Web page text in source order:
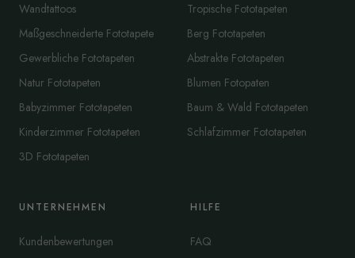
Wandtattoos
Maßgeschneiderte Fototapete
Gewerbliche Fototapeten
Natur Fototapeten
Babyzimmer Fototapeten
Kinderzimmer Fototapeten
3D Fototapeten
Tropische Fototapeten
Berg Fototapeten
Abstrakte Fototapeten
Blumen Fotopaten
Baum & Wald Fototapeten
Schlafzimmer Fototapeten
UNTERNEHMEN
Kundenbewertungen
HILFE
FAQ